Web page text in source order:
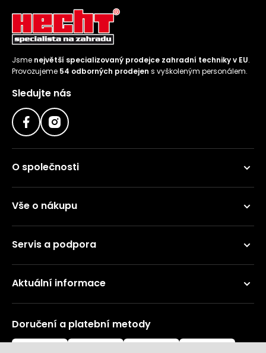
Jsme největší specializovaný prodejce zahradní techniky v EU.
Provozujeme 54 odborných prodejen s vyškoleným personálem.
Sledujte nás
O společnosti
Vše o nákupu
Servis a podpora
Aktuální informace
Doručení a platební metody